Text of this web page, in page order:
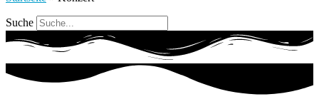
Suche